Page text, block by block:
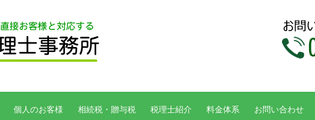
個人のお客様 相続税・贈与税 税理士紹介 料金体系 お問い合わせ